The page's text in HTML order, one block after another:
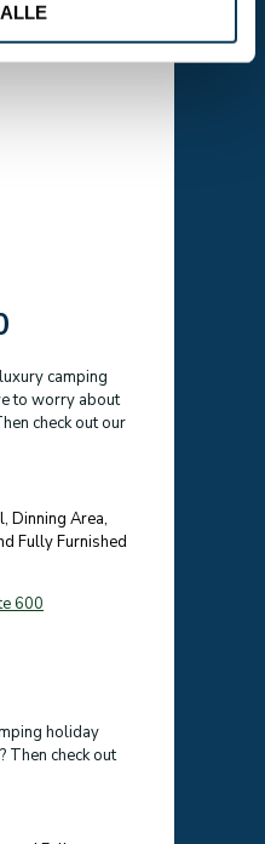
camping
to worry about
check out our
Dinning Area,
Fully Furnished
600
holiday
Then check out